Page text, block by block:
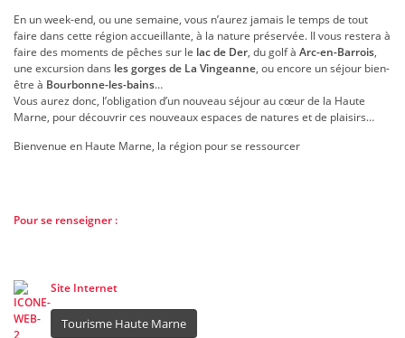
En un week-end, ou une semaine, vous n’aurez jamais le temps de tout
faire dans cette région accueillante, à la nature préservée. Il vous restera à
faire des moments de pêches sur le lac de Der, du golf à Arc-en-Barrois,
une excursion dans les gorges de La Vingeanne, ou encore un séjour bien-
être à Bourbonne-les-bains…
Vous aurez donc, l’obligation d’un nouveau séjour au cœur de la Haute
Marne, pour découvrir ces nouveaux espaces de natures et de plaisirs…
Bienvenue en Haute Marne, la région pour se ressourcer
Pour se renseigner :
Site Internet
Tourisme Haute Marne